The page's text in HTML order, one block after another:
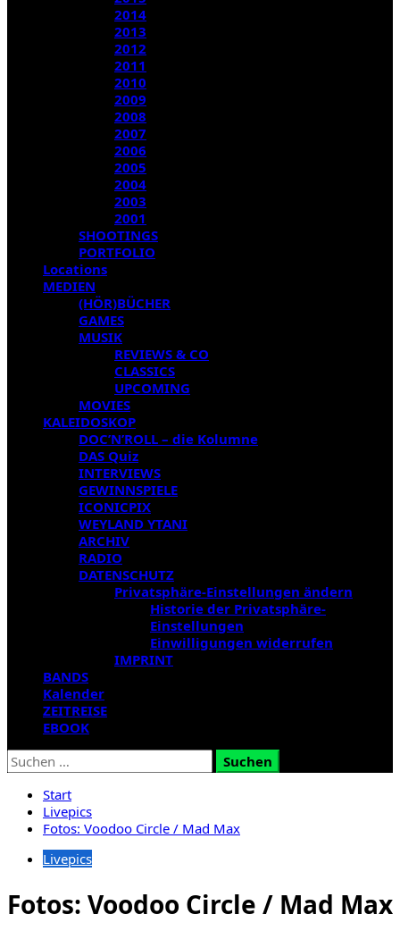
2014
2013
2012
2011
2010
2009
2008
2007
2006
2005
2004
2003
2001
SHOOTINGS
PORTFOLIO
Locations
MEDIEN
(HÖR)BÜCHER
GAMES
MUSIK
REVIEWS & CO
CLASSICS
UPCOMING
MOVIES
KALEIDOSKOP
DOC’N’ROLL – die Kolumne
DAS Quiz
INTERVIEWS
GEWINNSPIELE
ICONICPIX
WEYLAND YTANI
ARCHIV
RADIO
DATENSCHUTZ
Privatsphäre-Einstellungen ändern
Historie der Privatsphäre-
Einstellungen
Einwilligungen widerrufen
IMPRINT
BANDS
Kalender
ZEITREISE
EBOOK
Suchen
nach:
Start
Livepics
Fotos: Voodoo Circle / Mad Max
Livepics
Fotos: Voodoo Circle / Mad Max